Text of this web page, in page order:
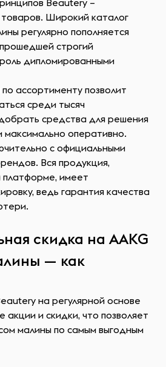
Beautery –
Широкий каталог
регулярно пополняется
строгий
дипломированными
ассортименту позволит
среди тысяч
средства для решения
оперативно.
с официальными
Вся продукция,
платформе, имеет
ведь гарантия качества
скидка на AAKG
— как
на регулярной основе
акции и скидки, что позволяет
малины по самым выгодным